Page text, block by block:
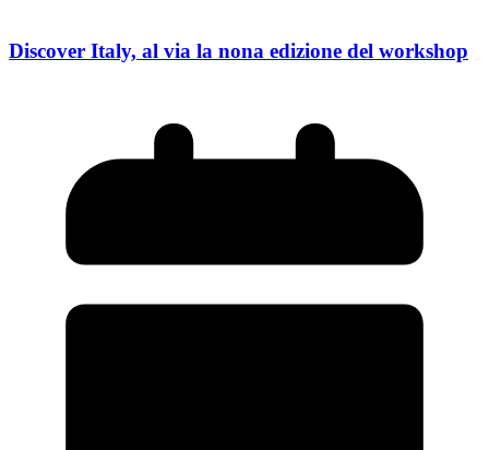
Discover Italy, al via la nona edizione del workshop